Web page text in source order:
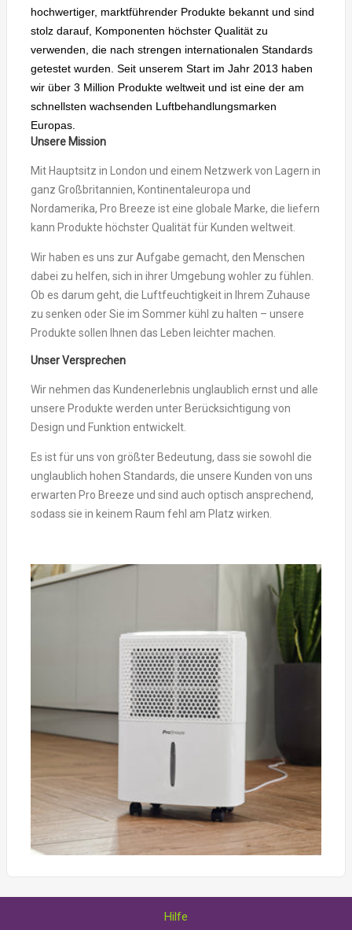
hochwertiger, marktführender Produkte bekannt und sind
stolz darauf, Komponenten höchster Qualität zu
verwenden, die nach strengen internationalen Standards
getestet wurden. Seit unserem Start im Jahr 2013 haben
wir über 3 Million Produkte weltweit und ist eine der am
schnellsten wachsenden Luftbehandlungsmarken
Europas.
Unsere Mission
Mit Hauptsitz in London und einem Netzwerk von Lagern in
ganz Großbritannien, Kontinentaleuropa und
Nordamerika, Pro Breeze ist eine globale Marke, die liefern
kann Produkte höchster Qualität für Kunden weltweit.
Wir haben es uns zur Aufgabe gemacht, den Menschen
dabei zu helfen, sich in ihrer Umgebung wohler zu fühlen.
Ob es darum geht, die Luftfeuchtigkeit in Ihrem Zuhause
zu senken oder Sie im Sommer kühl zu halten – unsere
Produkte sollen Ihnen das Leben leichter machen.
Unser Versprechen
Wir nehmen das Kundenerlebnis unglaublich ernst und alle
unsere Produkte werden unter Berücksichtigung von
Design und Funktion entwickelt.
Es ist für uns von größter Bedeutung, dass sie sowohl die
unglaublich hohen Standards, die unsere Kunden von uns
erwarten Pro Breeze und sind auch optisch ansprechend,
sodass sie in keinem Raum fehl am Platz wirken.
Hilfe